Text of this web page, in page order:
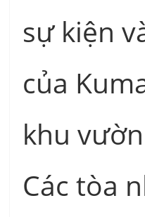
sự kiện
của
khu
Các tòa